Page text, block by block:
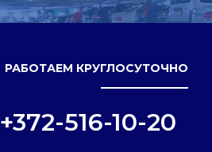
РАБОТАЕМ КРУГЛОСУТОЧНО
+372-516-10-20